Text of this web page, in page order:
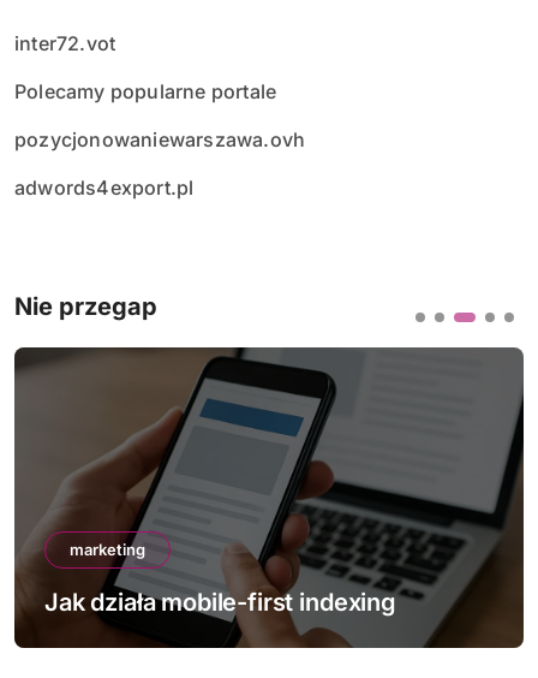
inter72.vot
Polecamy popularne portale
pozycjonowaniewarszawa.ovh
adwords4export.pl
Nie przegap
marketing
Jak działa mobile-first indexing